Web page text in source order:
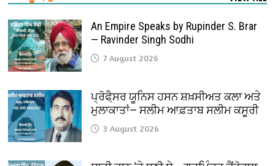
An Empire Speaks by Rupinder S. Brar
— Ravinder Singh Sodhi
7 August 2026
ਪ੍ਰੋਫੈ਼ਸਰ ਯੂਨਿਸ ਹਸਨ ਸ਼ਖ਼ਸੀਅਤ ਕਲਾ ਅਤੇ
ਮੁਲਾਕਾਤਾਂ— ਸਲੀਮ ਆਫ਼ਤਾਬ ਸਲੀਮ ਕਸੂਰੀ
3 August 2026